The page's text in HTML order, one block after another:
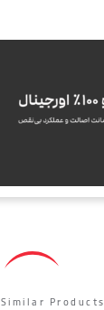
Similar Products